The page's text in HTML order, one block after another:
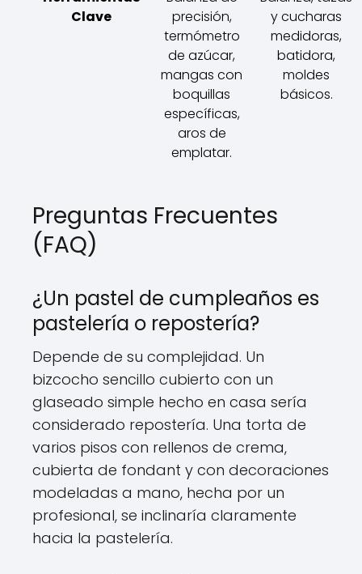
Clave
precisión,
termómetro
de azúcar,
mangas con
boquillas
específicas,
aros de
emplatar.
y cucharas
medidoras,
batidora,
moldes
básicos.
Preguntas Frecuentes
(FAQ)
¿Un pastel de cumpleaños es
pastelería o repostería?
Depende de su complejidad. Un
bizcocho sencillo cubierto con un
glaseado simple hecho en casa sería
considerado repostería. Una torta de
varios pisos con rellenos de crema,
cubierta de fondant y con decoraciones
modeladas a mano, hecha por un
profesional, se inclinaría claramente
hacia la pastelería.